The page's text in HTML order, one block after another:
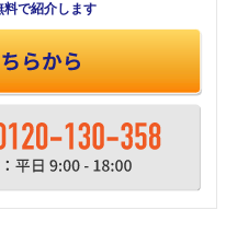
料で紹介します